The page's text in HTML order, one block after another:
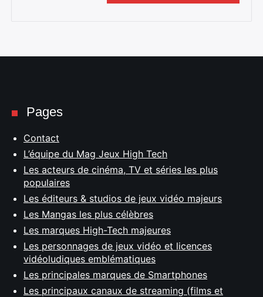
Pages
Contact
L’équipe du Mag Jeux High Tech
Les acteurs de cinéma, TV et séries les plus
populaires
Les éditeurs & studios de jeux vidéo majeurs
Les Mangas les plus célèbres
Les marques High-Tech majeures
Les personnages de jeux vidéo et licences
vidéoludiques emblématiques
Les principales marques de Smartphones
Les principaux canaux de streaming (films et